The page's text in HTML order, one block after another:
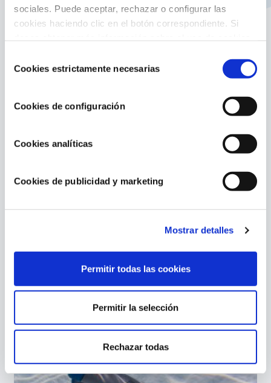
sociales. Puede aceptar, rechazar o configurar las
cookies haciendo clic en el botón correspondiente. Si
footer de este sitio web.
deCookies estrictamente necesarias
Cookies de configuración
Cookies analíticas
Cookies de publicidad y marketing
Mostrar detalles
Permitir todas las cookies
Permitir la selección
Rechazar todas
Mango ergonómico
Tiene una longitud total de 480 m
Se divide en 2 tramos de 240 m
Contenido relacionado
Los imprescindibles para cuidar tu piscina a mitad